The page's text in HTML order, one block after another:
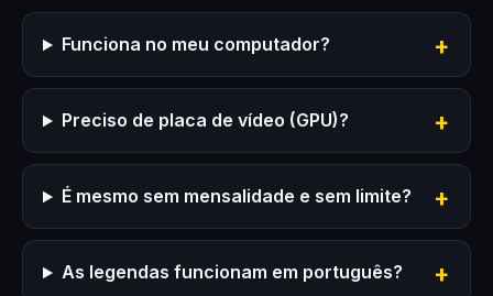
Funciona no meu computador?
Preciso de placa de vídeo (GPU)?
É mesmo sem mensalidade e sem limite?
As legendas funcionam em português?